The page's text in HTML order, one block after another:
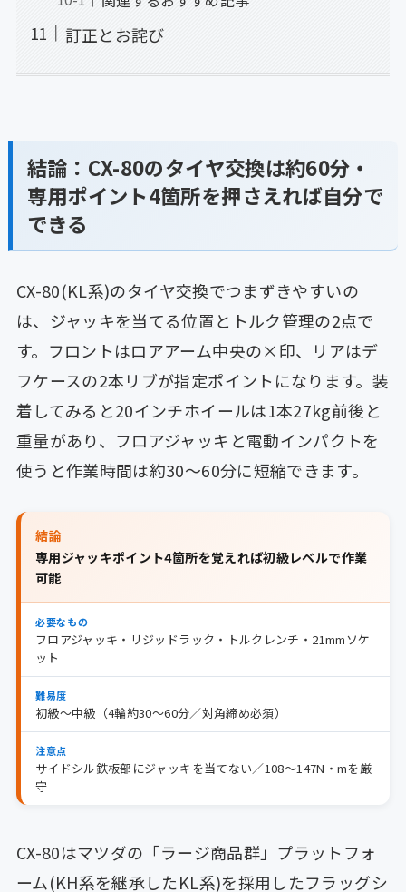
訂正とお詫び
結論：CX-80のタイヤ交換は約60分・
専用ポイント4箇所を押さえれば自分で
できる
CX-80(KL系)のタイヤ交換でつまずきやすいの
は、ジャッキを当てる位置とトルク管理の2点で
す。フロントはロアアーム中央の×印、リアはデ
フケースの2本リブが指定ポイントになります。装
着してみると20インチホイールは1本27kg前後と
重量があり、フロアジャッキと電動インパクトを
使うと作業時間は約30〜60分に短縮できます。
結論
専用ジャッキポイント4箇所を覚えれば初級レベルで作業
可能
必要なもの
フロアジャッキ・リジッドラック・トルクレンチ・21mmソケ
ット
難易度
初級〜中級（4輪約30〜60分／対角締め必須）
注意点
サイドシル鉄板部にジャッキを当てない／108〜147N・mを厳
守
CX-80はマツダの「ラージ商品群」プラットフォ
ーム(KH系を継承したKL系)を採用したフラッグシ